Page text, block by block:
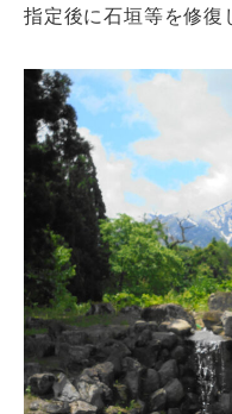
指定後に石垣等を修復